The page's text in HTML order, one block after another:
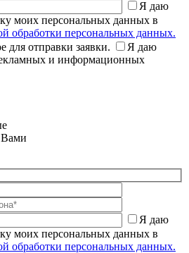
Я даю
моих персональных данных в
обработки персональных данных.
для отправки заявки.
Я даю
и информационных
Я даю
моих персональных данных в
обработки персональных данных.